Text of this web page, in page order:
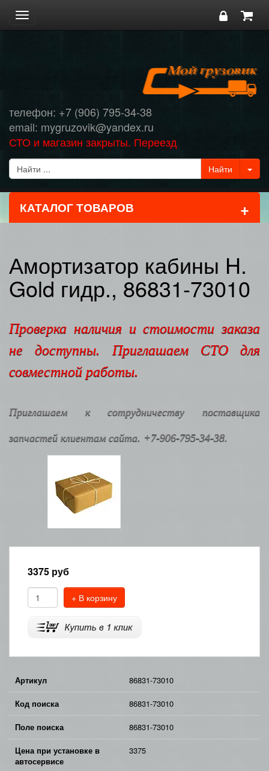
Toggle
navigation
телефон: +7 (906) 795-34-38
email: mygruzovik@yandex.ru
СТО и магазин закрыты. Переезд
КАТАЛОГ ТОВАРОВ +
Амортизатор кабины H.
Gold гидр., 86831-73010
Проверка наличия и стоимости заказа
не доступны. Приглашаем СТО для
совместной работы.
Приглашаем к сотрудничеству поставщика
запчастей клиентам сайта. +7-906-795-34-38.
3375 руб
+ В корзину
Артикул 86831-73010
Код поиска 86831-73010
Поле поиска 86831-73010
Цена при установке в
автосервисе
3375